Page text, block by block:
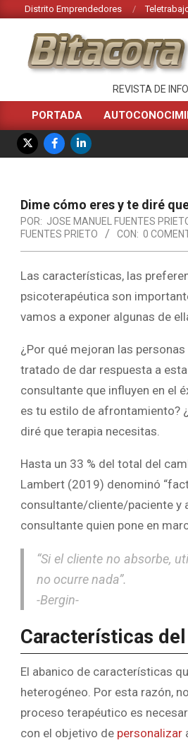
Saltar
contenido
Distrito Emprendedores
BITACORA
EN
LA
RED
REVISTA DE
Menú
de
navegación
PORTADA
Dime cómo eres y te diré
POR: JOSE MANUEL FUENTES
FUENTES PRIETO
CON: 0
Las características, las
psicoterapéutica son
vamos a exponer algunas de
¿Por qué mejoran las
tratado de dar respuesta a
consultante que influyen en el
es tu estilo de afrontamiento?
diré que terapia necesitas.
Hasta un 33 % del total del
Lambert (2019) denominó
consultante/cliente/paciente y
consultante quien pone en
“Si el cliente no absorbe,
no ocurre nada”.
-Bergin-
Características
El abanico de características
heterogéneo. Por esta razón,
proceso terapéutico es
con el objetivo de personalizar